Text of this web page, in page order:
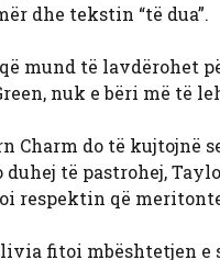
dhe tekstin “të dua”.
mund të lavdërohet
nuk e bëri më të
Charm do të kujtojnë
duhej të pastrohej,
respektin që
fitoi mbështetjen e